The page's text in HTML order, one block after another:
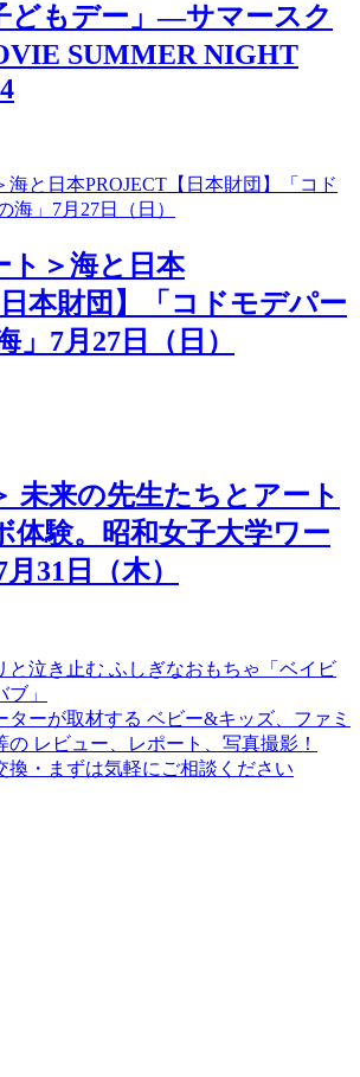
どもデー」―サマースク
SUMMER NIGHT
ト＞海と日本
本財団】「コドモデパー
」7月27日（日）
未来の先生たちとアート
体験。昭和女子大学ワー
31日（木）